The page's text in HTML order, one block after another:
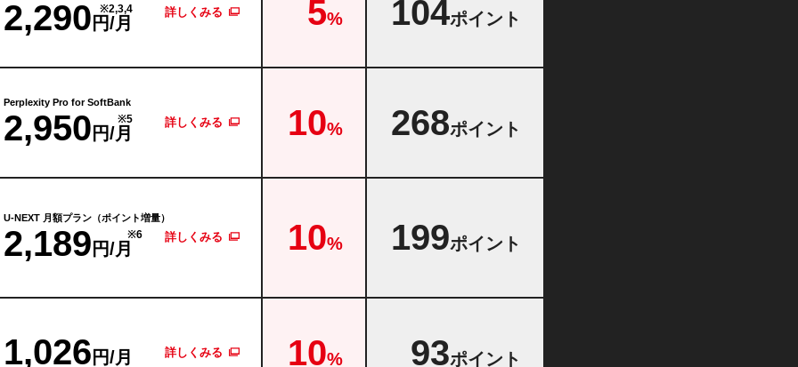
2,290 円/月
※2,3,4 詳しくみる 5% 104ポイント
Perplexity Pro for SoftBank
2,950 円/月
※5 詳しくみる 10% 268ポイント
U-NEXT 月額プラン（ポイント増量）
2,189 円/月
※6 詳しくみる 10% 199ポイント
1,026 円/月 詳しくみる 10% 93ポイント